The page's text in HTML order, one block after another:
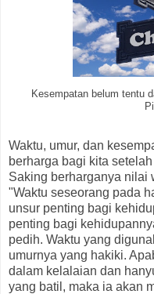
Kesempatan belum tentu
Waktu, umur, dan
berharga bagi kita
Saking berharganya nilai
"Waktu seseorang pada
unsur penting bagi
penting bagi
pedih. Waktu yang
umurnya yang hakiki.
dalam kelalaian dan
yang batil, maka ia akan